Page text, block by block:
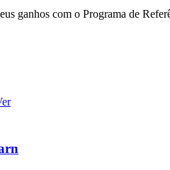
ganhos com o Programa de